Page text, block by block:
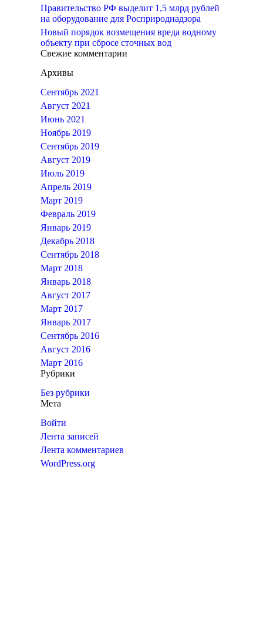
Правительство РФ выделит 1,5 млрд рублей
на оборудование для Росприроднадзора
Новый порядок возмещения вреда водному
объекту при сбросе сточных вод
Свежие комментарии
Архивы
Сентябрь 2021
Август 2021
Июнь 2021
Ноябрь 2019
Сентябрь 2019
Август 2019
Июль 2019
Апрель 2019
Март 2019
Февраль 2019
Январь 2019
Декабрь 2018
Сентябрь 2018
Март 2018
Январь 2018
Август 2017
Март 2017
Январь 2017
Сентябрь 2016
Август 2016
Март 2016
Рубрики
Без рубрики
Мета
Войти
Лента записей
Лента комментариев
WordPress.org